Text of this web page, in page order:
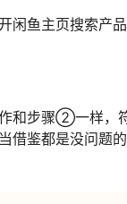
闲鱼主页搜索产品
和步骤②一样，
借鉴都是没问题的